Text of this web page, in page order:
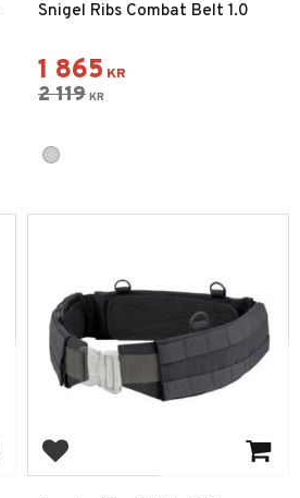
Snigel Ribs Combat Belt 1.0
1 865 KR
2 119 KR
Lägg till i favoriter